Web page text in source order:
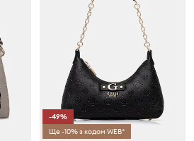
-49%
Ще -10% з кодом WEB*